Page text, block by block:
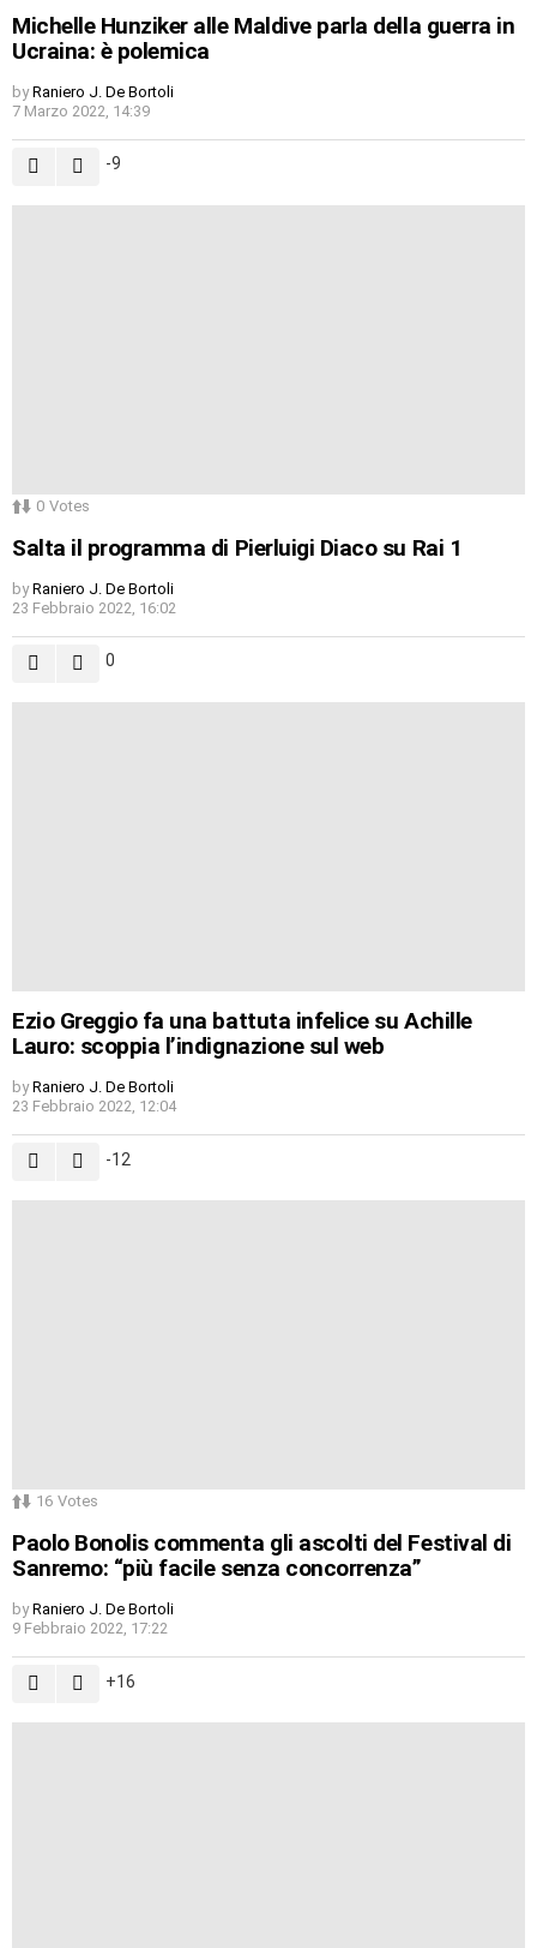
Michelle Hunziker alle Maldive parla della guerra in
Ucraina: è polemica
by Raniero J. De Bortoli
7 Marzo 2022, 14:39
-9
0 Votes
Salta il programma di Pierluigi Diaco su Rai 1
by Raniero J. De Bortoli
23 Febbraio 2022, 16:02
0
Ezio Greggio fa una battuta infelice su Achille
Lauro: scoppia l’indignazione sul web
by Raniero J. De Bortoli
23 Febbraio 2022, 12:04
-12
16 Votes
Paolo Bonolis commenta gli ascolti del Festival di
Sanremo: “più facile senza concorrenza”
by Raniero J. De Bortoli
9 Febbraio 2022, 17:22
16